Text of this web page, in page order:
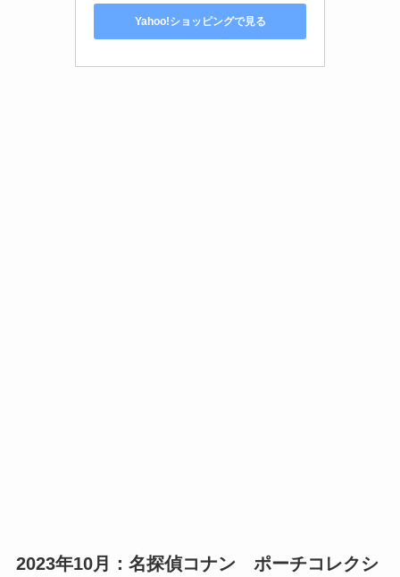
Yahoo!ショッピングで見る
2023年10月：名探偵コナン ポーチコレクシ